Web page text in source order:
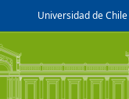
Universidad de Chile